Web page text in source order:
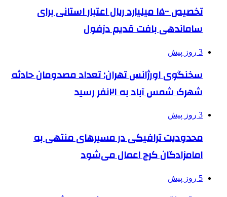
تخصیص ۱۵۰۰ میلیارد ریال اعتبار استانی برای
ساماندهی بافت قدیم دزفول
3 روز پیش
سخنگوی اورژانس تهران: تعداد مصدومان حادثه
شهرک شمس آباد به ۲۱نفر رسید
3 روز پیش
محدودیت ترافیکی در مسیرهای منتهی به
امامزادگان کرج اعمال می‌شود
5 روز پیش